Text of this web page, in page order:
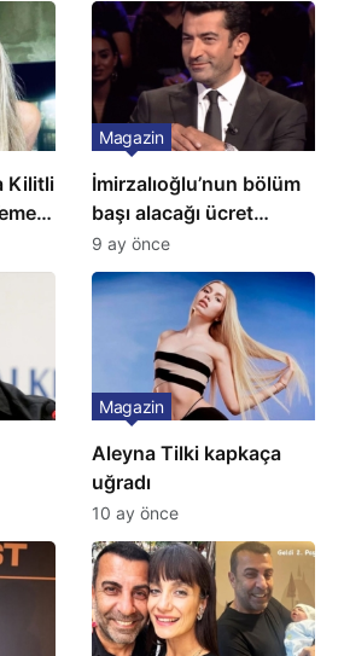
Kilitli
İmirzalıoğlu’nun bölüm
başı alacağı ücret
Türkiye’de bir ilk:
Gözünü 2 ilçeye dikti!
Magazin
9 ay önce
Aleyna Tilki kapkaça
uğradı
Magazin
10 ay önce